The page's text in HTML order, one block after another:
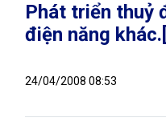
Phát triển thuỷ
điện năng
24/04/2008 08:53